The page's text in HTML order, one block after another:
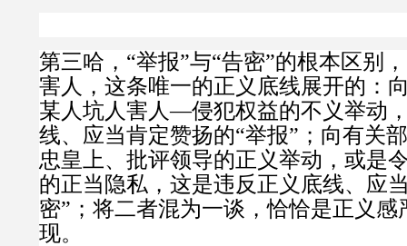
第三哈， “举报”与“告密”的根本区别
害人，这条唯一的正义底线展开的：
某人坑人害人—侵犯权益的不义举动
线、应当肯定赞扬的“举报”；向有关
忠皇上、批评领导的正义举动，或是
的正当隐私，这是违反正义底线、应
密”；将二者混为一谈，恰恰是正义
现。